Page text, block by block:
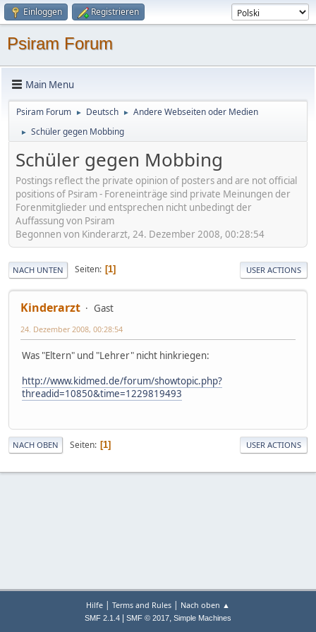
Einloggen Registrieren
Psiram Forum
Main Menu
Psiram Forum ► Deutsch ► Andere Webseiten oder Medien
► Schüler gegen Mobbing
Schüler gegen Mobbing
Postings reflect the private opinion of posters and are not official
positions of Psiram - Foreneinträge sind private Meinungen der
Forenmitglieder und entsprechen nicht unbedingt der
Auffassung von Psiram
Begonnen von Kinderarzt, 24. Dezember 2008, 00:28:54
NACH UNTEN Seiten 1 USER ACTIONS
Kinderarzt Gast
24. Dezember 2008, 00:28:54
Was "Eltern" und "Lehrer" nicht hinkriegen:
http://www.kidmed.de/forum/showtopic.php?
threadid=10850&time=1229819493
NACH OBEN Seiten 1 USER ACTIONS
Hilfe | Terms and Rules | Nach oben ▲
SMF 2.1.4 SMF © 2017, Simple Machines